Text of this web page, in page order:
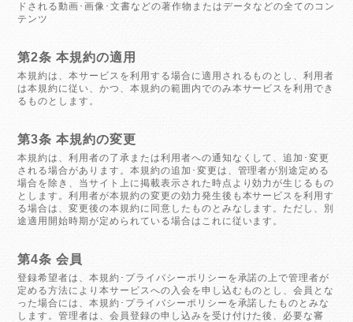
ドされる動画･画像･文書などの著作物またはデータなどの全てのコン
テンツ
第2条 本規約の適用
本規約は、本サービスを利用する場合に適用されるものとし、利用者
は本規約に従い、かつ、本規約の範囲内でのみ本サービスを利用でき
るものとします。
第3条 本規約の変更
本規約は、利用者の了承または利用者への通知なくして、追加･変更
される場合があります。本規約の追加･変更は、管理者が別途定める
場合を除き、当サイト上に掲載表示された時点より効力が生じるもの
とします。利用者が本規約の変更の効力発生後も本サービスを利用す
る場合は、変更後の本規約に同意したものとみなします。ただし、別
途適用開始時期が定められている場合はこれに従います。
第4条 会員
登録希望者は、本規約･プライバシーポリシーを承諾の上で管理者が
定める方法により本サービスへの入会を申し込むものとし、会員とな
った場合には、本規約･プライバシーポリシーを承諾したものとみな
します。管理者は、会員登録の申し込みを受け付けた後、必要な審